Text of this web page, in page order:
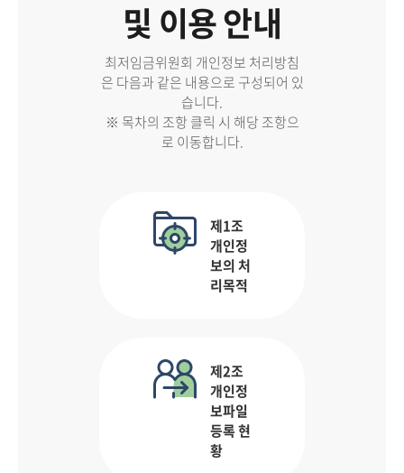
및 이용 안내
최저임금위원회 개인정보 처리방침
은 다음과 같은 내용으로 구성되어 있
습니다.
※ 목차의 조항 클릭 시 해당 조항으
로 이동합니다.
제1조
개인정
보의 처
리목적
제2조
개인정
보파일
등록 현
황